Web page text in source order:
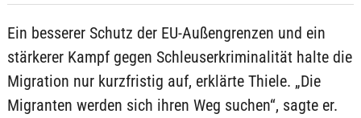
Ein besserer Schutz der EU-Außengrenzen und ein
stärkerer Kampf gegen Schleuserkriminalität halte die
Migration nur kurzfristig auf, erklärte Thiele. „Die
Migranten werden sich ihren Weg suchen“, sagte er.